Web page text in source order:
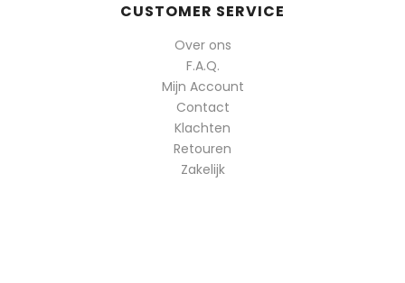
CUSTOMER SERVICE
Over ons
F.A.Q.
Mijn Account
Contact
Klachten
Retouren
Zakelijk